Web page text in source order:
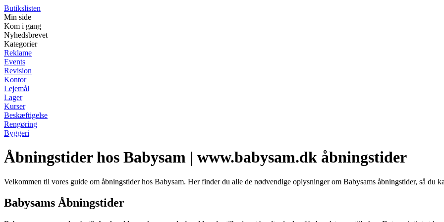
Butikslisten
Min side
Kom i gang
Nyhedsbrevet
Kategorier
Reklame
Events
Revision
Kontor
Lejemål
Lager
Kurser
Beskæftigelse
Rengøring
Byggeri
Åbningstider hos Babysam | www.babysam.dk åbningstider
Velkommen til vores guide om åbningstider hos Babysam. Her finder du alle de nødvendige oplysninger om Babysams åbningstider, så du
Babysams Åbningstider